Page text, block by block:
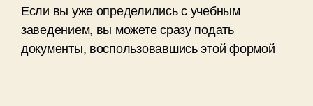
Если вы уже определились с учебным
заведением, вы можете сразу подать
документы, воспользовавшись этой формой